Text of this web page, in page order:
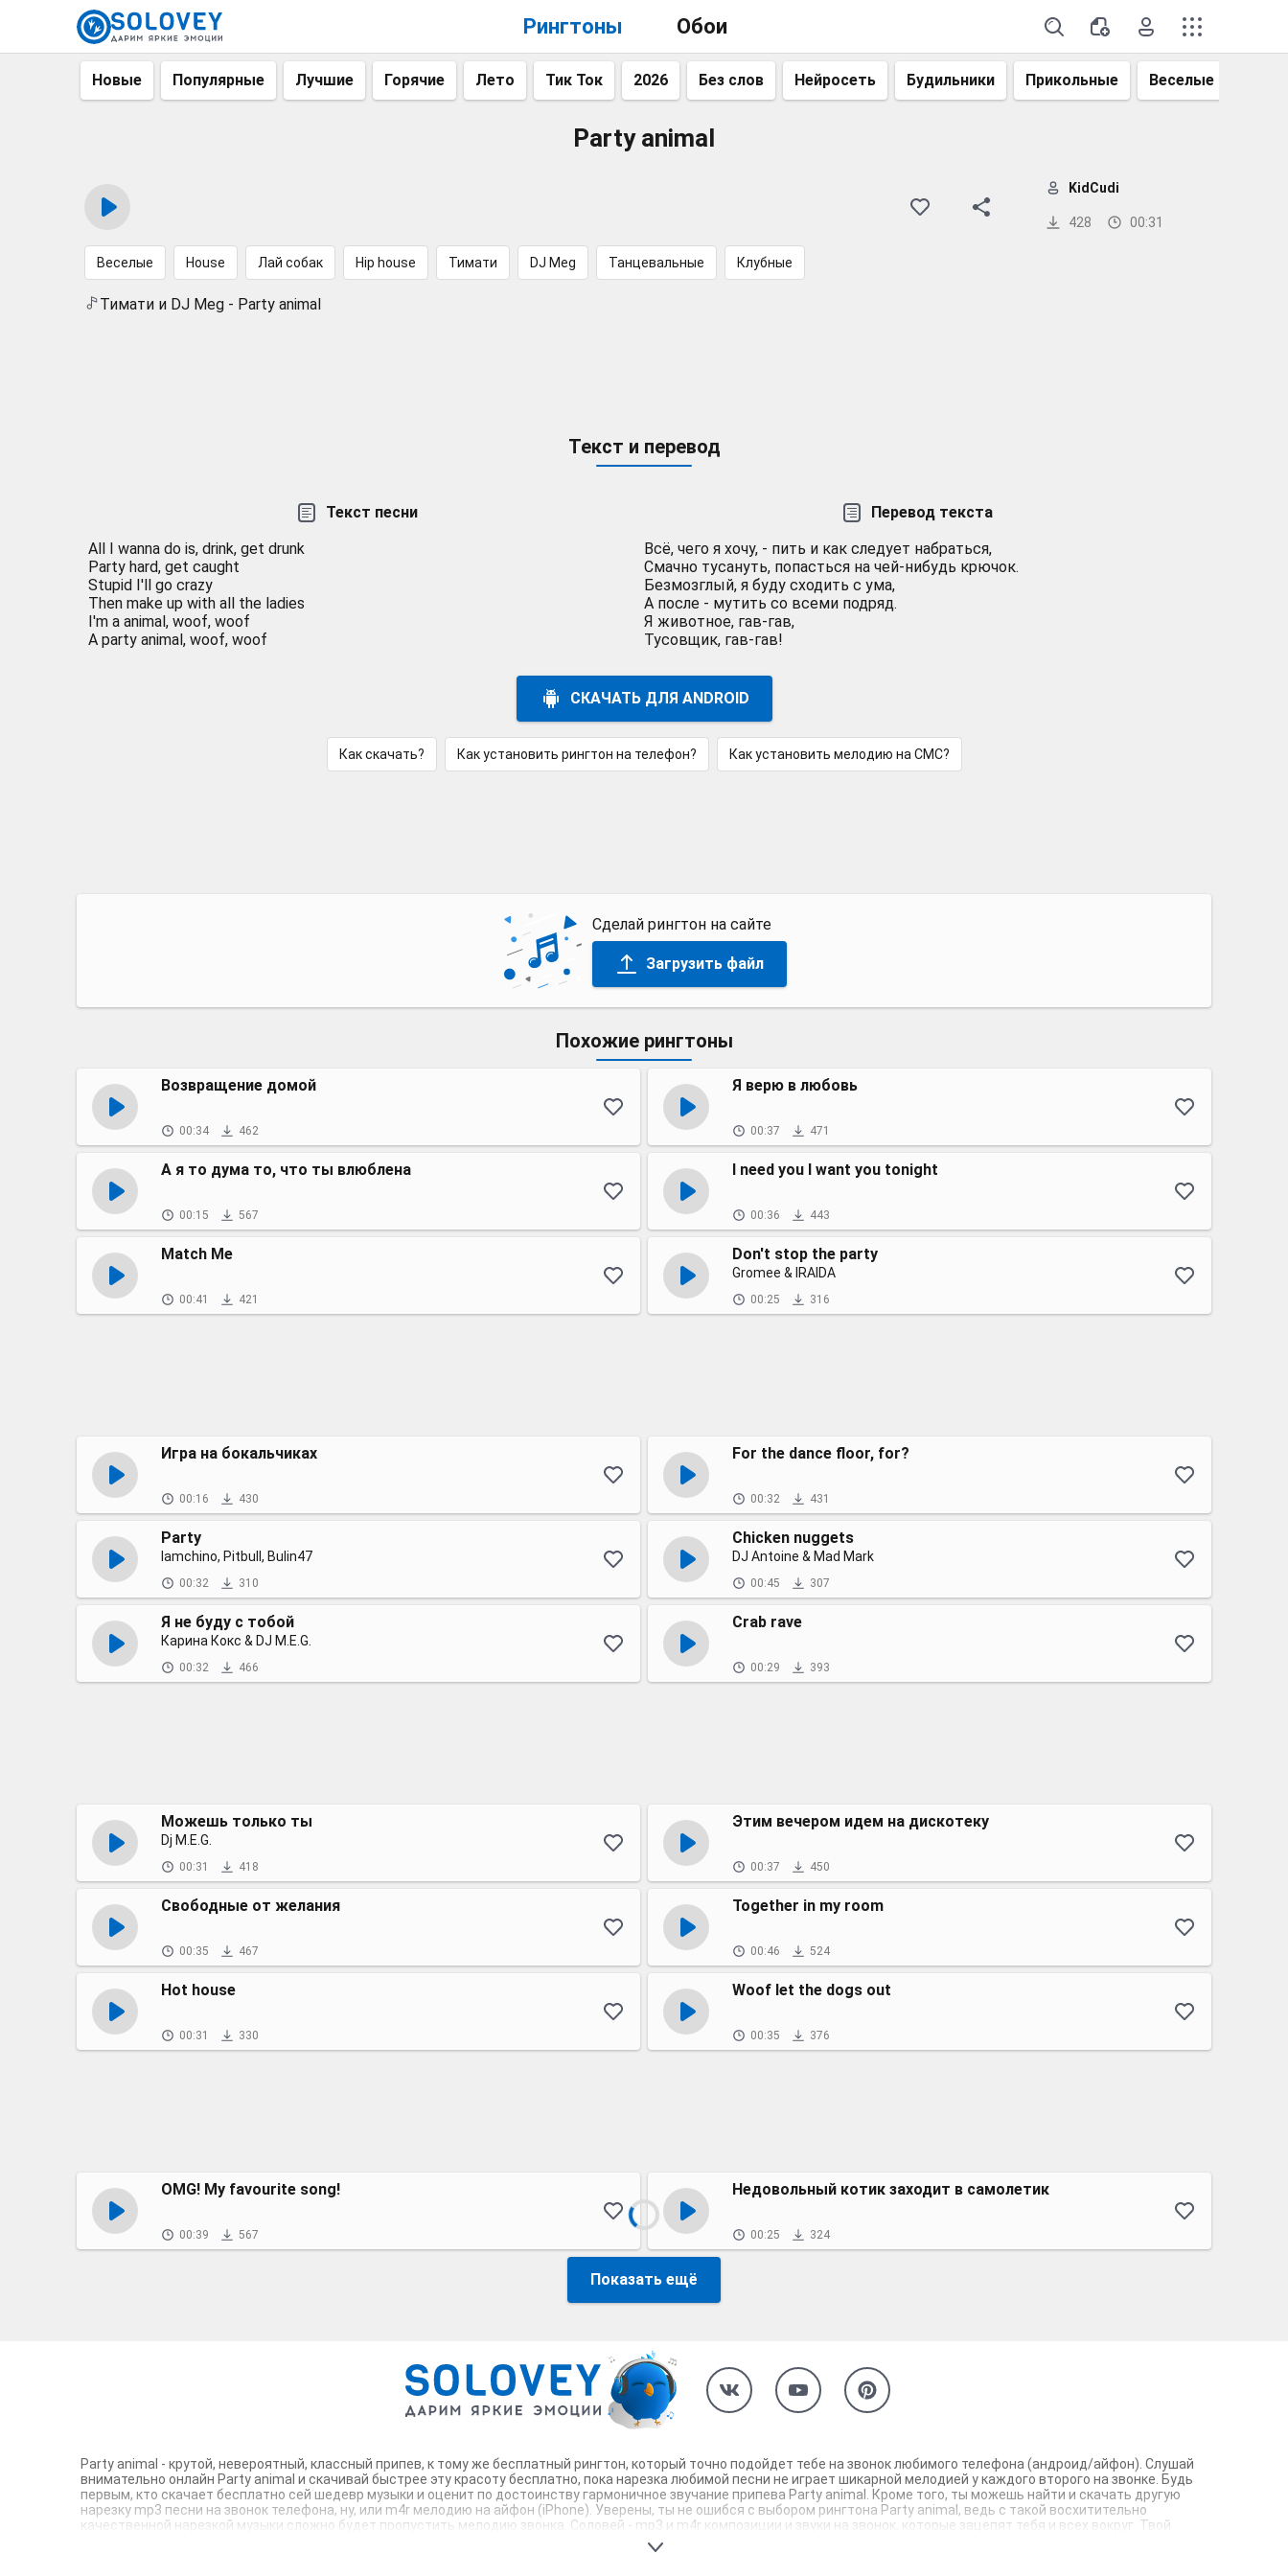
Рингтоны Обои
Новые Популярные Лучшие Горячие Лето Тик Ток 2026 Без слов Нейросеть Будильники Прикольные Веселые
Party animal
428 00:31
KidCudi
Веселые House Лай собак Hip house Тимати DJ Meg Танцевальные Клубные
Тимати и DJ Meg - Party animal
Текст и перевод
Текст песни
Перевод текста
All I wanna do is, drink, get drunk
Party hard, get caught
Stupid I'll go crazy
Then make up with all the ladies
I'm a animal, woof, woof
A party animal, woof, woof
Всё, чего я хочу, - пить и как следует набраться,
Смачно тусануть, попасться на чей-нибудь крючок.
Безмозглый, я буду сходить с ума,
А после - мутить со всеми подряд.
Я животное, гав-гав,
Тусовщик, гав-гав!
СКАЧАТЬ ДЛЯ ANDROID
Как скачать? Как установить рингтон на телефон? Как установить мелодию на СМС?
Сделай рингтон на сайте
Загрузить файл
Похожие рингтоны
Возвращение домой
00:34 462
Я верю в любовь
00:37 471
А я то дума то, что ты влюблена
00:15 567
I need you I want you tonight
00:36 443
Match Me
00:41 421
Don't stop the party
Gromee & IRAIDA
00:25 316
Игра на бокальчиках
00:16 430
For the dance floor, for?
00:32 431
Party
Iamchino, Pitbull, Bulin47
00:32 310
Chicken nuggets
DJ Antoine & Mad Mark
00:45 307
Я не буду с тобой
Карина Кокс & DJ M.E.G.
00:32 466
Crab rave
00:29 393
Можешь только ты
Dj M.E.G.
00:31 418
Этим вечером идем на дискотеку
00:37 450
Свободные от желания
00:35 467
Together in my room
00:46 524
Hot house
00:31 330
Woof let the dogs out
00:35 376
OMG! My favourite song!
00:39 567
Недовольный котик заходит в самолетик
00:25 324
Показать ещё
Party animal - крутой, невероятный, классный припев, к тому же бесплатный рингтон, который точно подойдет тебе на звонок любимого телефона (андроид/айфон). Слушай
внимательно онлайн Party animal и скачивай быстрее эту красоту бесплатно, пока нарезка любимой песни не играет шикарной мелодией у каждого второго на звонке. Будь
первым, кто скачает бесплатно сей шедевр музыки и оценит по достоинству гармоничное звучание припева Party animal. Кроме того, ты можешь найти и скачать другую
нарезку mp3 песни на звонок телефона, ну, или m4r мелодию на айфон (iPhone). Уверены, ты не ошибся с выбором рингтона Party animal, ведь с такой восхитительно
качественной нарезкой музыки сложно будет пропустить мелодию звонка. Соловей - mp3 и m4r композиции и звуки на звонок, которые зацепят тебя и всех вокруг. Твой